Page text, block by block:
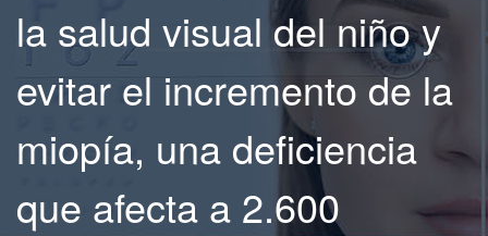
la salud visual del niño y
evitar el incremento de la
miopía, una deficiencia
que afecta a 2.600